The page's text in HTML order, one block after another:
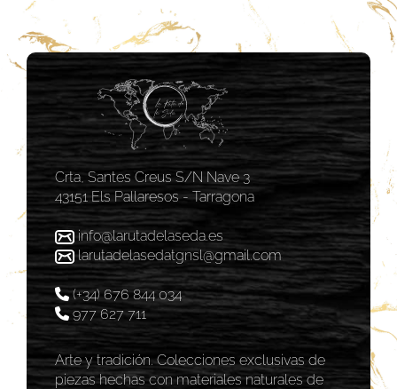
Crta, Santes Creus S/N Nave 3
43151 Els Pallaresos - Tarragona
info@larutadelaseda.es
larutadelasedatgnsl@gmail.com
(+34) 676 844 034
977 627 711
Arte y tradición. Colecciones exclusivas de
piezas hechas con materiales naturales de